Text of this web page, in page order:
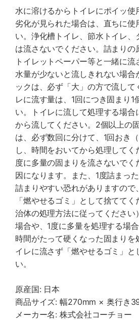
水に溶けるからトイレにポイッ使
劣化が見られた場合は、直ちに使
い。浄化槽トイレ、節水トイレ、
は流さないでください。詰まり
トイレットペーパー等と一緒に流
水量が少ないと流しきれない場合
ックは、必ず「大」の方で流して
レに流す量は、1回につき固まり1
い。トイレに流して処理する場合
から流してください。2個以上の
は、必ず数回に分けて、1回おき
し、時間をおいてから処理してく
度に多量の固まりを流さないで
因になります。また、1度詰まっ
詰まりやすい恐れがありますので
「燃やせるゴミ」として捨てて
治体の処理方法に従ってください
場合や、1度に多量を処理する場
時間がたって硬くなった固まりを
イレに流さず「燃やせるゴミ」と
い。
原産国: 日本
商品サイズ: 幅270mm × 奥行き
メーカー名: 株式会社コーチョー